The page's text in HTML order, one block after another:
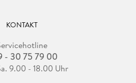
KONTAKT
- 30 75 79 00
9.00 - 18.00 Uhr